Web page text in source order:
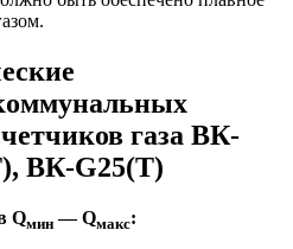
газа ВК-
ВК-G25(T)
Qмин — Qмакс: